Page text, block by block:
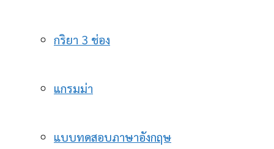
กริยา 3 ช่อง
แกรมม่า
แบบทดสอบภาษาอังกฤษ